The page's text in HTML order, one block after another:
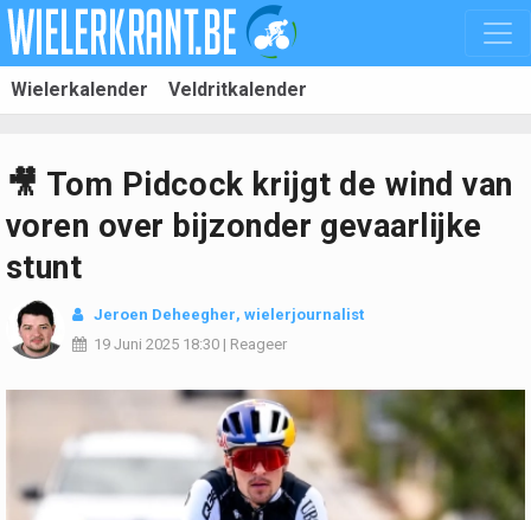
Wielerkalender Veldritkalender
🎥 Tom Pidcock krijgt de wind van
voren over bijzonder gevaarlijke
stunt
Jeroen Deheegher, wielerjournalist
19 Juni 2025 18:30 | Reageer